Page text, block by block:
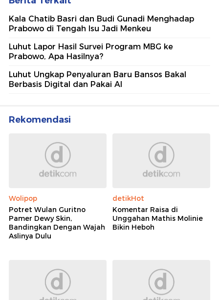
Kala Chatib Basri dan Budi Gunadi Menghadap
Prabowo di Tengah Isu Jadi Menkeu
Luhut Lapor Hasil Survei Program MBG ke
Prabowo, Apa Hasilnya?
Luhut Ungkap Penyaluran Baru Bansos Bakal
Berbasis Digital dan Pakai AI
Rekomendasi
Wolipop
Potret Wulan Guritno
Pamer Dewy Skin,
Bandingkan Dengan Wajah
Aslinya Dulu
detikHot
Komentar Raisa di
Unggahan Mathis Molinie
Bikin Heboh